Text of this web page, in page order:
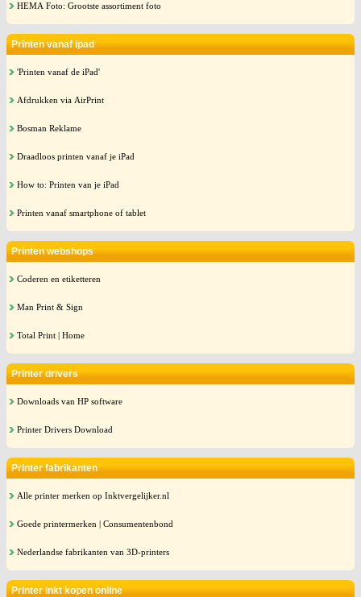
HEMA Foto: Grootste assortiment foto
Printen vanaf ipad
'Printen vanaf de iPad'
Afdrukken via AirPrint
Bosman Reklame
Draadloos printen vanaf je iPad
How to: Printen van je iPad
Printen vanaf smartphone of tablet
Printen webshops
Coderen en etiketteren
Man Print & Sign
Total Print | Home
Printer drivers
Downloads van HP software
Printer Drivers Download
Printer fabrikanten
Alle printer merken op Inktvergelijker.nl
Goede printermerken | Consumentenbond
Nederlandse fabrikanten van 3D-printers
Printer inkt kopen online